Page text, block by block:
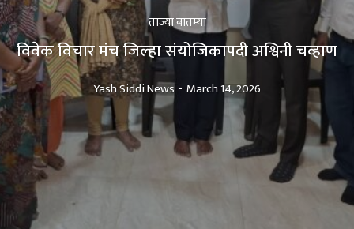
ताज्या बातम्या
विवेक विचार मंच जिल्हा संयोजिकापदी अश्विनी चव्हाण
Yash Siddi News - March 14, 2026